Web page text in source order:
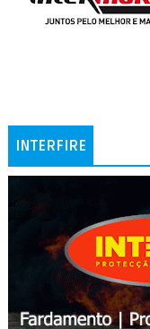
INTERFIRE